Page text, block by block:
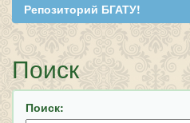
Репозиторий БГАТУ!
Поиск
Поиск: